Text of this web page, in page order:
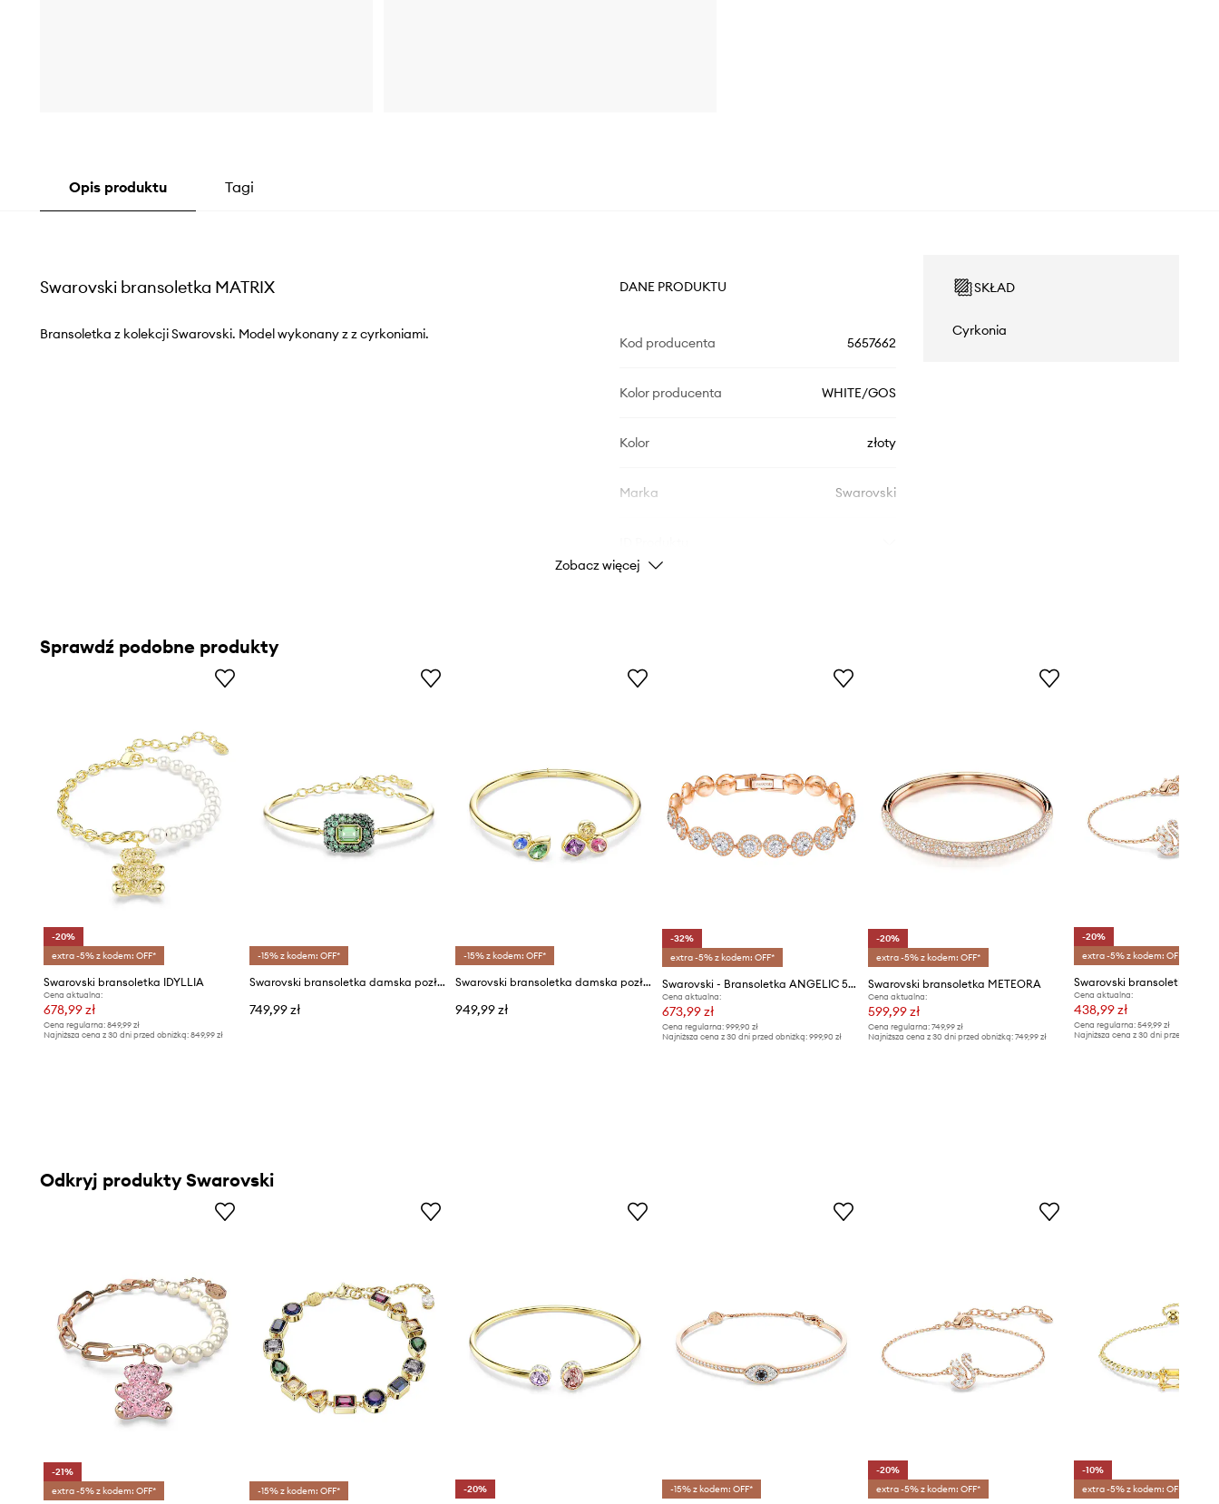
Opis produktu Tagi
Swarovski bransoletka MATRIX
Bransoletka z kolekcji Swarovski. Model wykonany z z cyrkoniami.
DANE PRODUKTU
Kod producenta 5657662
Kolor producenta WHITE/GOS
Kolor złoty
Marka Swarovski
SKŁAD
Cyrkonia
Zobacz więcej
Sprawdź podobne produkty
-20%
extra -5% z kodem: OFF*
Swarovski bransoletka IDYLLIA
Cena aktualna:
678,99 zł
Cena regularna: 849,99 zł
Najniższa cena z 30 dni przed obniżką: 849,99 zł
-15% z kodem: OFF*
Swarovski bransoletka damska pozłacana z cyrkonią SUBLIMA
749,99 zł
-15% z kodem: OFF*
Swarovski bransoletka damska pozłacana z cyrkonią IMBER
949,99 zł
-32%
extra -5% z kodem: OFF*
Swarovski - Bransoletka ANGELIC 5240513
Cena aktualna:
673,99 zł
Cena regularna: 999,90 zł
Najniższa cena z 30 dni przed obniżką: 999,90 zł
-20%
extra -5% z kodem: OFF*
Swarovski bransoletka METEORA
Cena aktualna:
599,99 zł
Cena regularna:749,99 zł
Najniższa cena z 30 dni przed obniżką:749,99 zł
-20%
extra -5% z kodem: OFF*
Swarovski bransoletka
Cena aktualna:
438,99 zł
Cena regularna: 549,99 zł
Najniższa cena z 30 dni przed obniżką:
Odkryj produkty Swarovski
-21%
extra -5% z kodem: OFF*
-15% z kodem: OFF* -20% -15% z kodem: OFF*
-20%
extra -5% z kodem: OFF*
-10%
extra -5% z kodem: OFF*